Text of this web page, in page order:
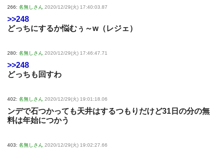
266: 名無しさん 2020/12/29(火) 17:40:03.87
>>248
どっちにするか悩むぅ～w（レジェ）
280: 名無しさん 2020/12/29(火) 17:46:47.71
>>248
どっちも回すわ
402: 名無しさん 2020/12/29(火) 19:01:18.06
ンデで石つかっても天井はするつもりだけど31日の分の無
料は年始につかう
403: 名無しさん 2020/12/29(火) 19:02:27.66